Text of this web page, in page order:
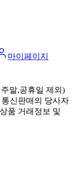
마이페이지
주말,공휴일 제외)
신판매의 당사자
품 거래정보 및